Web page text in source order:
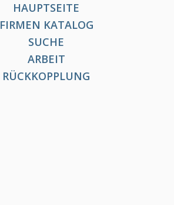
HAUPTSEITE
FIRMEN KATALOG
SUCHE
ARBEIT
RÜCKKOPPLUNG